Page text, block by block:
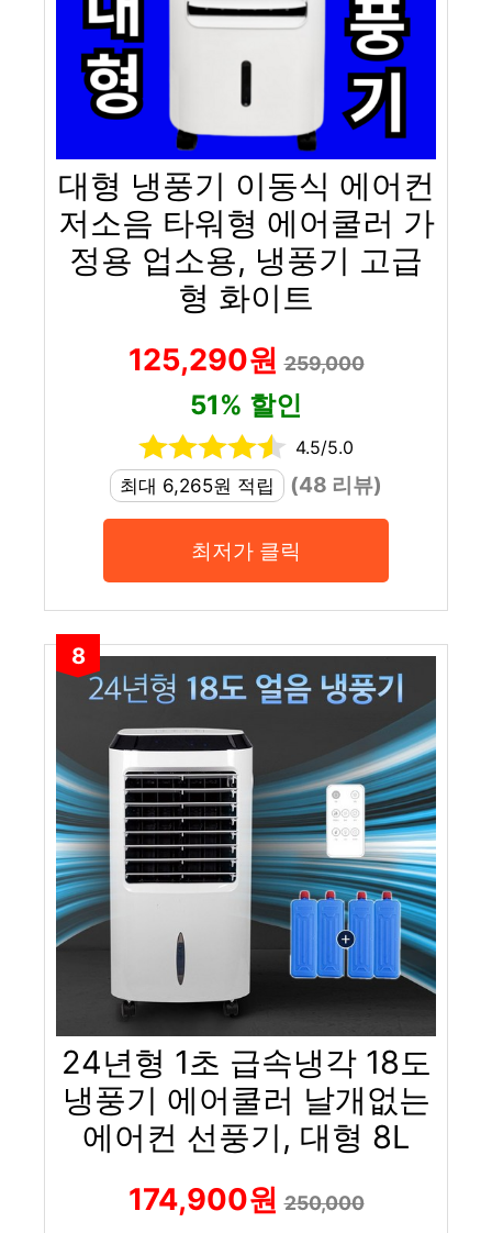
대형 냉풍기 이동식 에어컨
저소음 타워형 에어쿨러 가
정용 업소용, 냉풍기 고급
형 화이트
125,290원259,000
51% 할인
4.5/5.0
최대 6,265원 적립
(48 리뷰)
최저가 클릭
8
24년형 1초 급속냉각 18도
냉풍기 에어쿨러 날개없는
에어컨 선풍기, 대형 8L
174,900원250,000